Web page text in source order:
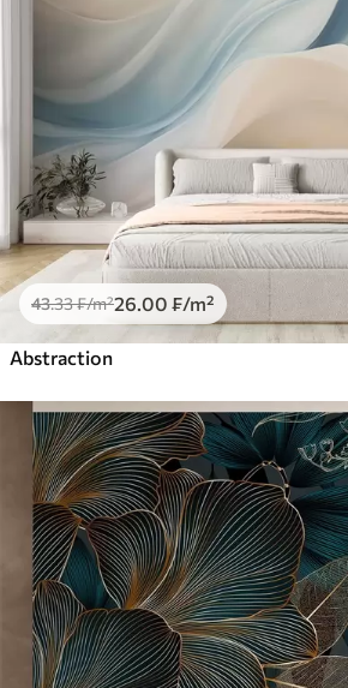
43.33₣/m²26 .00 ₣/m²
Abstraction